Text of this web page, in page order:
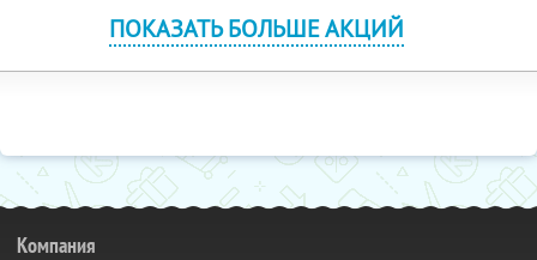
ПОКАЗАТЬ БОЛЬШЕ АКЦИЙ
Компания